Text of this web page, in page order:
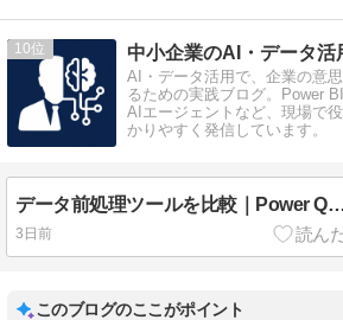
10
AI・データ活用で、企業の意
るための実践ブログ。Power
AIエージェントなど、現場で
かりやすく発信しています。
データ前処理ツールを比較｜Power Query・BigQuery・
3日前
このブログのここがポイント